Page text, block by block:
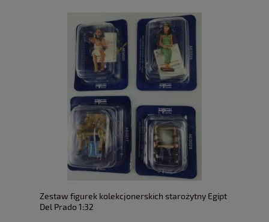
Zestaw figurek kolekcjonerskich starożytny Egipt
Del Prado 1:32